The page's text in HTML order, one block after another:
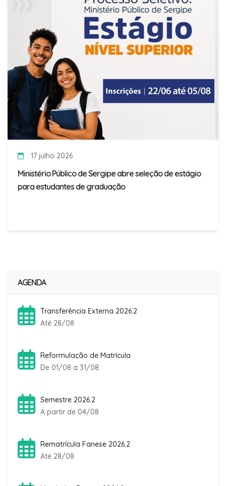
17 julho 2026
Ministério Público de Sergipe abre seleção de estágio
para estudantes de graduação
AGENDA
Transferência Externa 2026.2
Até 28/08
Reformulação de Matrícula
De 01/08 a 31/08
Semestre 2026.2
A partir de 04/08
Rematrícula Fanese 2026.2
Até 28/08